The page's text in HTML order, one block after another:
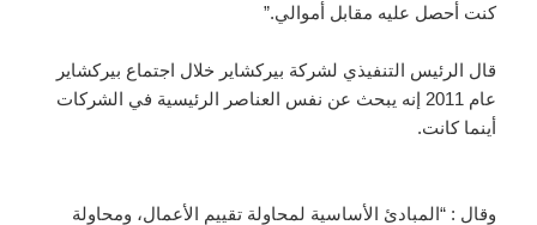
كنت أحصل عليه مقابل أموالي.”
قال الرئيس التنفيذي لشركة بيركشاير خلال اجتماع بيركشاير
عام 2011 إنه يبحث عن نفس العناصر الرئيسية في الشركات
أينما كانت.
وقال : “المبادئ الأساسية لمحاولة تقييم الأعمال، ومحاولة